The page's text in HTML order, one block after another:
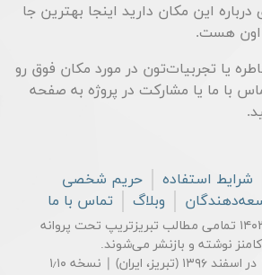
درباره این مکان دارید اینجا بهترین جا
اون هست.
یا تجربیات‌تون در مورد مکان فوق رو
با ما یا مشارکت در پروژه به صفحه
شرایط استفاده
حریم شخصی
وبلاگ تماس با ما
نوشته و بازنشر می‌شوند.
در اسفند ۱۳۹۶ (تبریز، ایران) | نسخه ۱٫۱۰